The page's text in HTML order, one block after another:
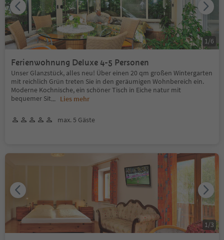
Ferienwohnung Deluxe 4-5 Personen
Unser Glanzstück, alles neu! Über einen 20 qm großen Wintergarten
mit reichlich Grün treten Sie in den geräumigen Wohnbereich ein.
Moderne Kochnische, ein schöner Tisch in Eiche natur mit
bequemer Sit... Lies mehr
max. 5 Gäste
1 /6
1 /3